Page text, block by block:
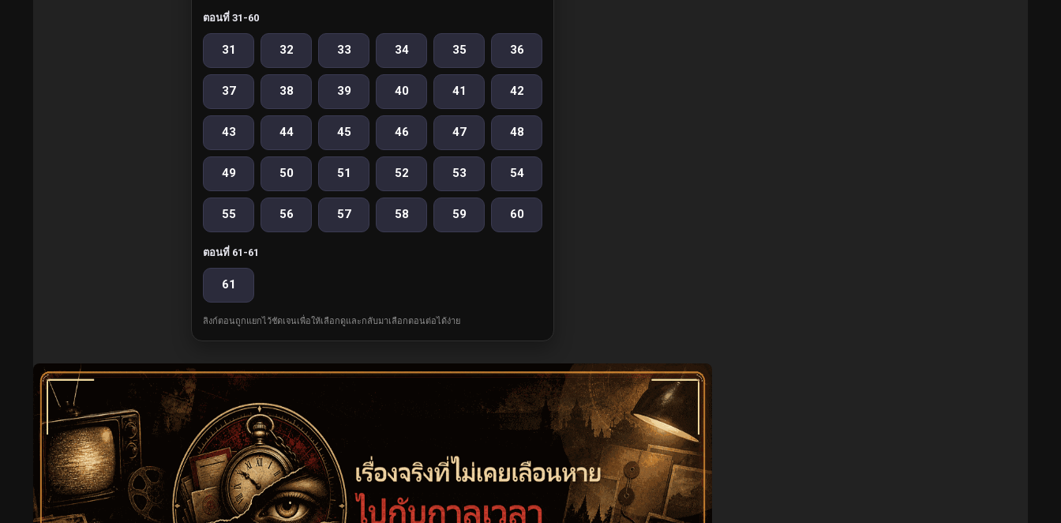
ตอนที่ 31-60
31 32 33 34 35 36
37 38 39 40 41 42
43 44 45 46 47 48
49 50 51 52 53 54
55 56 57 58 59 60
ตอนที่ 61-61
61
ลิงก์ตอนถูกแยกไว้ชัดเจนเพื่อให้เลือกดูและกลับมาเลือกตอนต่อได้ง่าย